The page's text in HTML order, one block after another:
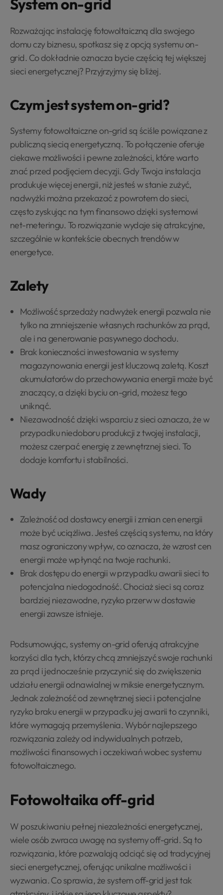
System on-grid
Rozważając instalację fotowoltaiczną dla swojego
domu czy biznesu, spotkasz się z opcją systemu on-
grid. Co dokładnie oznacza bycie częścią tej większej
sieci energetycznej? Przyjrzyjmy się bliżej.
Czym jest system on-grid?
Systemy fotowoltaiczne on-grid są ściśle powiązane z
publiczną siecią energetyczną. To połączenie oferuje
ciekawe możliwości i pewne zależności, które warto
znać przed podjęciem decyzji. Gdy Twoja instalacja
produkuje więcej energii, niż jesteś w stanie zużyć,
nadwyżki można przekazać z powrotem do sieci,
często zyskując na tym finansowo dzięki systemowi
net-meteringu. To rozwiązanie wydaje się atrakcyjne,
szczególnie w kontekście obecnych trendów w
energetyce.
Zalety
Możliwość sprzedaży nadwyżek energii pozwala nie
tylko na zmniejszenie własnych rachunków za prąd,
ale i na generowanie pasywnego dochodu.
Brak konieczności inwestowania w systemy
magazynowania energii jest kluczową zaletą. Koszt
akumulatorów do przechowywania energii może być
znaczący, a dzięki byciu on-grid, możesz tego
uniknąć.
Niezawodność dzięki wsparciu z sieci oznacza, że w
przypadku niedoboru produkcji z twojej instalacji,
możesz czerpać energię z zewnętrznej sieci. To
dodaje komfortu i stabilności.
Wady
Zależność od dostawcy energii i zmian cen energii
może być uciążliwa. Jesteś częścią systemu, na który
masz ograniczony wpływ, co oznacza, że wzrost cen
energii może wpłynąć na twoje rachunki.
Brak dostępu do energii w przypadku awarii sieci to
potencjalna niedogodność. Chociaż sieci są coraz
bardziej niezawodne, ryzyko przerw w dostawie
energii zawsze istnieje.
Podsumowując, systemy on-grid oferują atrakcyjne
korzyści dla tych, którzy chcą zmniejszyć swoje rachunki
za prąd i jednocześnie przyczynić się do zwiększenia
udziału energii odnawialnej w miksie energetycznym.
Jednak zależność od zewnętrznej sieci i potencjalne
ryzyko braku energii w przypadku jej awarii to czynniki,
które wymagają przemyślenia. Wybór najlepszego
rozwiązania zależy od indywidualnych potrzeb,
możliwości finansowych i oczekiwań wobec systemu
fotowoltaicznego.
Fotowoltaika off-grid
W poszukiwaniu pełnej niezależności energetycznej,
wiele osób zwraca uwagę na systemy off-grid. Są to
rozwiązania, które pozwalają odciąć się od tradycyjnej
sieci energetycznej, oferując unikalne możliwości i
wyzwania. Co sprawia, że system off-grid jest tak